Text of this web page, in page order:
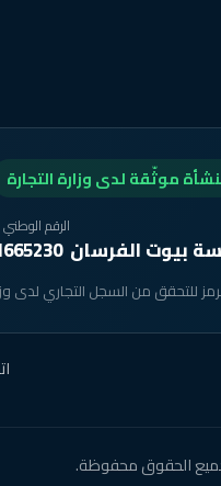
موثّقة لدى وزارة التجارة
بيوت الفرسان
الرقم
للتحقق من السجل التجاري لدى